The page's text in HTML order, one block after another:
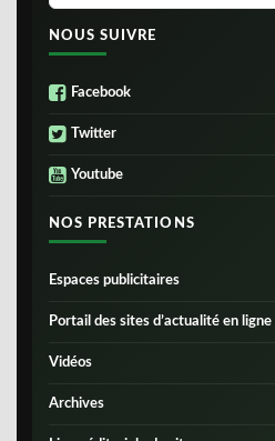
NOUS SUIVRE
Facebook
Twitter
Youtube
NOS PRESTATIONS
Espaces publicitaires
Portail des sites d’actualité en ligne
Vidéos
Archives